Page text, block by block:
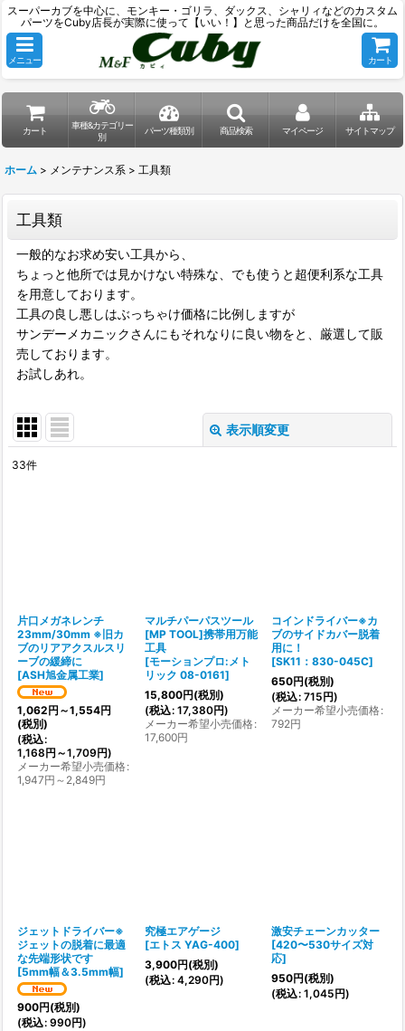
スーパーカブを中心に、モンキー・ゴリラ、ダックス、シャリィなどのカスタム
パーツをCuby店長が実際に使って【いい！】と思った商品だけを全国に。
メニュー カート
カート
車種&カテゴリー
別
パーツ種類別 商品検索 マイページ サイトマップ
ホーム > メンテナンス系 > 工具類
工具類
一般的なお求め安い工具から、
ちょっと他所では見かけない特殊な、でも使うと超便利系な工具
を用意しております。
工具の良し悪しはぶっちゃけ価格に比例しますが
サンデーメカニックさんにもそれなりに良い物をと、厳選して販
売しております。
お試しあれ。
表示順変更
33件
片口メガネレンチ
23mm/30mm ※旧カ
ブのリアアクスルスリ
ーブの緩締に
[ASH旭金属工業]
1,062円 ～1,554円
(税別)
(税込:
1,168円 ～1,709円)
メーカー希望小売価格:
1,947円 ～2,849円
マルチパーパスツール
[MP TOOL]携帯用万能
工具
[モーションプロ:メト
リック 08-0161]
15,800円(税別)
(税込: 17,380円)
メーカー希望小売価格:
17,600円
コインドライバー※カ
ブのサイドカバー脱着
用に！
[SK11：830-045C]
650円(税別)
(税込: 715円)
メーカー希望小売価格:
792円
ジェットドライバー※
ジェットの脱着に最適
な先端形状です
[5mm幅＆3.5mm幅]
900円(税別)
(税込: 990円)
究極エアゲージ
[エトス YAG-400]
3,900円(税別)
(税込: 4,290円)
激安チェーンカッター
[420〜530サイズ対
応]
950円(税別)
(税込: 1,045円)